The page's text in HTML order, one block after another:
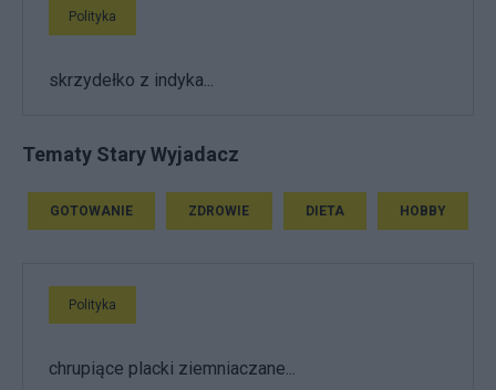
Polityka
skrzydełko z indyka...
Tematy Stary Wyjadacz
GOTOWANIE ZDROWIE DIETA HOBBY
Polityka
chrupiące placki ziemniaczane...